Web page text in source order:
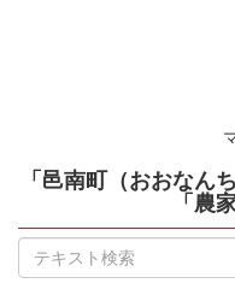
「邑南町（おおなん
「農